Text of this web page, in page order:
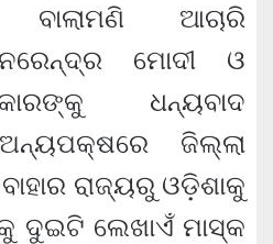
ଆଚାରି
ନରେନ୍ଦ୍ର ମୋଦୀ ଓ
ଧନ୍ୟବାଦ
ଜିଲ୍ଲା
ରାଜ୍ୟରୁ ଓଡ଼ିଶାକୁ
ଦୁଇଟି ଲେଖାଏଁ ମାସ୍କ